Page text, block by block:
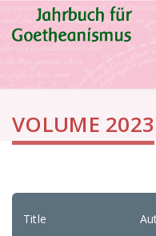
zum
Inhalt
VOLUME 2023
Title